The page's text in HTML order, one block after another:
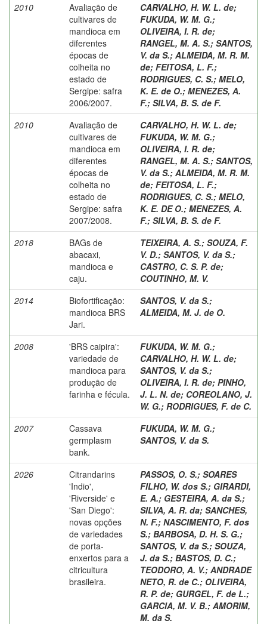
2010
Avaliação de
cultivares de
mandioca em
diferentes
épocas de
colheita no
estado de
Sergipe: safra
2006/2007.
CARVALHO, H. W. L. de;
FUKUDA, W. M. G.;
OLIVEIRA, I. R. de;
RANGEL, M. A. S.; SANTOS,
V. da S.; ALMEIDA, M. R. M.
de; FEITOSA, L. F.;
RODRIGUES, C. S.; MELO,
K. E. de O.; MENEZES, A.
F.; SILVA, B. S. de F.
2010
Avaliação de
cultivares de
mandioca em
diferentes
épocas de
colheita no
estado de
Sergipe: safra
2007/2008.
CARVALHO, H. W. L. de;
FUKUDA, W. M. G.;
OLIVEIRA, I. R. de;
RANGEL, M. A. S.; SANTOS,
V. da S.; ALMEIDA, M. R. M.
de; FEITOSA, L. F.;
RODRIGUES, C. S.; MELO,
K. E. DE O.; MENEZES, A.
F.; SILVA, B. S. de F.
2018
BAGs de
abacaxi,
mandioca e
caju.
TEIXEIRA, A. S.; SOUZA, F.
V. D.; SANTOS, V. da S.;
CASTRO, C. S. P. de;
COUTINHO, M. V.
2014
Biofortificação:
mandioca BRS
Jari.
SANTOS, V. da S.;
ALMEIDA, M. J. de O.
2008
'BRS caipira':
variedade de
mandioca para
produção de
farinha e fécula.
FUKUDA, W. M. G.;
CARVALHO, H. W. L. de;
SANTOS, V. da S.;
OLIVEIRA, I. R. de; PINHO,
J. L. N. de; COREOLANO, J.
W. G.; RODRIGUES, F. de C.
2007
Cassava
germplasm
bank.
FUKUDA, W. M. G.;
SANTOS, V. da S.
2026
Citrandarins
'Indio',
'Riverside' e
'San Diego':
novas opções
de variedades
de porta-
enxertos para a
citricultura
brasileira.
PASSOS, O. S.; SOARES
FILHO, W. dos S.; GIRARDI,
E. A.; GESTEIRA, A. da S.;
SILVA, A. R. da; SANCHES,
N. F.; NASCIMENTO, F. dos
S.; BARBOSA, D. H. S. G.;
SANTOS, V. da S.; SOUZA,
J. da S.; BASTOS, D. C.;
TEODORO, A. V.; ANDRADE
NETO, R. de C.; OLIVEIRA,
R. P. de; GURGEL, F. de L.;
GARCIA, M. V. B.; AMORIM,
M. da S.